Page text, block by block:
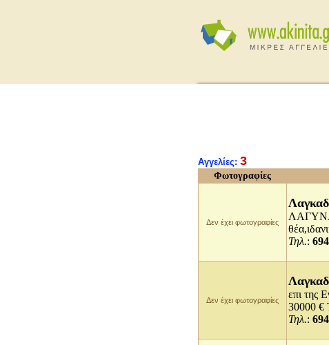
Αγγελίες: 3
Φωτογραφίες
Δεν έχει φωτογραφίες
ΛΑΓΥΝΑ
Τηλ.:
Δεν έχει φωτογραφίες
επι της
30000 €
Τηλ.: